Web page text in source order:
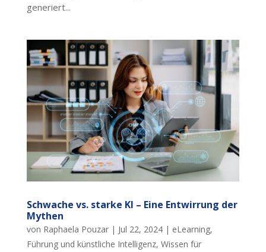
generiert...
Schwache vs. starke KI – Eine Entwirrung der
Mythen
von Raphaela Pouzar| Jul 22, 2024| eLearning,
Führung und künstliche Intelligenz, Wissen für